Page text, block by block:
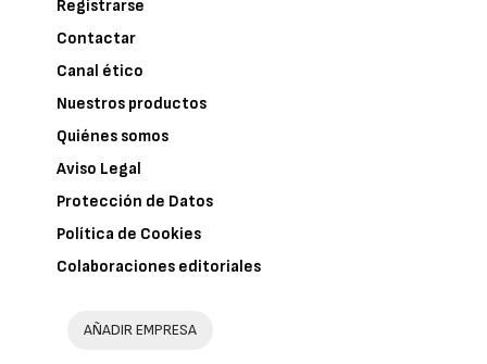
Registrarse
Contactar
Canal ético
Nuestros productos
Quiénes somos
Aviso Legal
Protección de Datos
Política de Cookies
Colaboraciones editoriales
AÑADIR EMPRESA